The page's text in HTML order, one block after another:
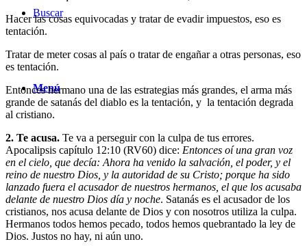
Buscar
Menú
Hacer las cosas equivocadas y tratar de evadir impuestos, eso es
tentación.
Tratar de meter cosas al país o tratar de engañar a otras personas, eso
es tentación.
Entonces hermano una de las estrategias más grandes, el arma más
grande de satanás del diablo es la tentación, y la tentación degrada
al cristiano.
2. Te acusa. Te va a perseguir con la culpa de tus errores.
Apocalipsis capítulo 12:10 (RV60) dice: Entonces oí una gran voz
en el cielo, que decía: Ahora ha venido la salvación, el poder, y el
reino de nuestro Dios, y la autoridad de su Cristo; porque ha sido
lanzado fuera el acusador de nuestros hermanos, el que los acusaba
delante de nuestro Dios día y noche. Satanás es el acusador de los
cristianos, nos acusa delante de Dios y con nosotros utiliza la culpa.
Hermanos todos hemos pecado, todos hemos quebrantado la ley de
Dios. Justos no hay, ni aún uno.